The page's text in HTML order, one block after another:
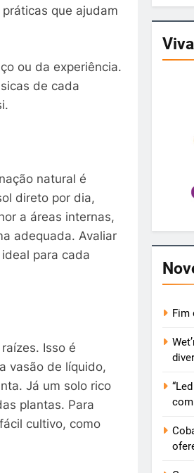
que ajudam
ou da experiência.
de cada
natural é
direto por dia,
a áreas internas,
adequada. Avaliar
para cada
Isso é
vasão de líquido,
Já um solo rico
plantas. Para
cultivo, como
Fim